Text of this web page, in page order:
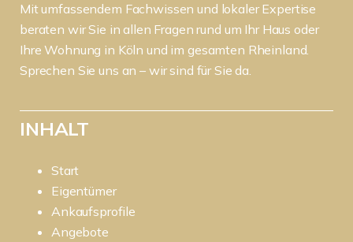
Mit umfassendem Fachwissen und lokaler Expertise
beraten wir Sie in allen Fragen rund um Ihr Haus oder
Ihre Wohnung in Köln und im gesamten Rheinland.
Sprechen Sie uns an – wir sind für Sie da.
INHALT
Start
Eigentümer
Ankaufsprofile
Angebote